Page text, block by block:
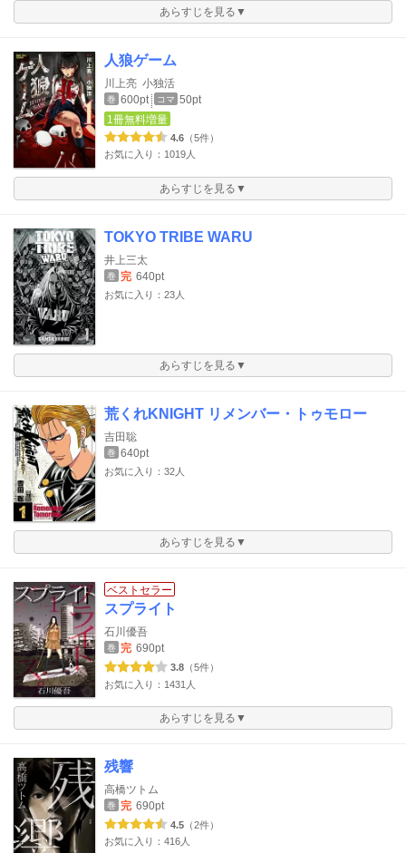
あらすじを見る▼
人狼ゲーム
川上亮 小独活
巻 600pt コマ 50pt
1冊無料増量
4.6 （5件）
お気に入り：1019人
あらすじを見る▼
TOKYO TRIBE WARU
井上三太
巻 完 640pt
お気に入り：23人
あらすじを見る▼
荒くれKNIGHT リメンバー・トゥモロー
吉田聡
巻 640pt
お気に入り：32人
あらすじを見る▼
ベストセラー
スプライト
石川優吾
巻 完 690pt
3.8 （5件）
お気に入り：1431人
あらすじを見る▼
残響
高橋ツトム
巻 完 690pt
4.5 （2件）
お気に入り：416人